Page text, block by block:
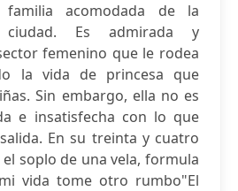
familia acomodada de la
ciudad. Es admirada y
femenino que le rodea
la vida de princesa que
Sin embargo, ella no es
e insatisfecha con lo que
En su treinta y cuatro
soplo de una vela, formula
vida tome otro rumbo"El